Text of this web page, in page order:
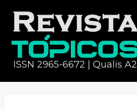
ISSN 2965-6672 | Qualis A2